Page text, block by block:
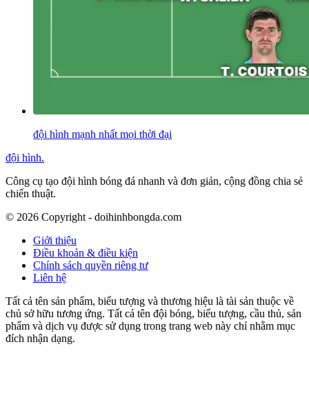
đội hình mạnh nhất mọi thời đại
đội hình.
Công cụ tạo đội hình bóng đá nhanh và đơn giản, cộng đồng chia sẻ
chiến thuật.
© 2026 Copyright - doihinhbongda.com
Giới thiệu
Điều khoản & điều kiện
Chính sách quyền riêng tư
Liên hệ
Tất cả tên sản phẩm, biểu tượng và thương hiệu là tài sản thuộc về
chủ sở hữu tương ứng. Tất cả tên đội bóng, biểu tượng, cầu thủ, sản
phẩm và dịch vụ được sử dụng trong trang web này chỉ nhằm mục
đích nhận dạng.